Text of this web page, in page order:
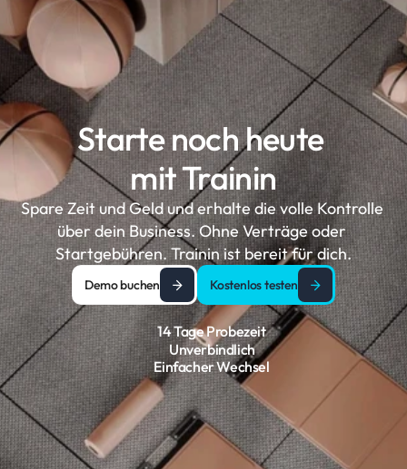
Starte noch heute
mit Trainin
Spare Zeit und Geld und erhalte die volle Kontrolle
über dein Business. Ohne Verträge oder
Startgebühren. Trainin ist bereit für dich.
Demo buchen Kostenlos testen
14 Tage Probezeit
Unverbindlich
Einfacher Wechsel